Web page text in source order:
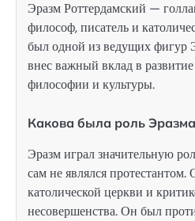
Эразм Роттердамский —
философ, писатель и
был одной из ведущих фигур
внес важный вклад в
философии и культуры.
Какова была роль
Эразм играл значительную
сам не являлся
католической церкви и
несовершенства. Он был